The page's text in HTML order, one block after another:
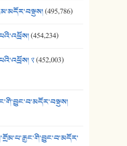
(495,786)
(454,234)
༢(452,003)